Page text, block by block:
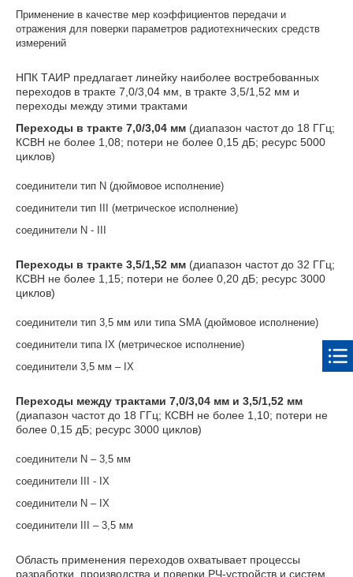
Применение в качестве мер коэффициентов передачи и
отражения для поверки параметров радиотехнических средств
измерений
НПК ТАИР предлагает линейку наиболее востребованных
переходов в тракте 7,0/3,04 мм, в тракте 3,5/1,52 мм и
переходы между этими трактами
Переходы в тракте 7,0/3,04 мм (диапазон частот до 18 ГГц;
КСВН не более 1,08; потери не более 0,15 дБ; ресурс 5000
циклов)
соединители тип N (дюймовое исполнение)
соединители тип III (метрическое исполнение)
соединители N - III
Переходы в тракте 3,5/1,52 мм (диапазон частот до 32 ГГц;
КСВН не более 1,15; потери не более 0,20 дБ; ресурс 3000
циклов)
соединители тип 3,5 мм или типа SMA (дюймовое исполнение)
соединители типа IX (метрическое исполнение)
соединители 3,5 мм – IX
Переходы между трактами 7,0/3,04 мм и 3,5/1,52 мм
(диапазон частот до 18 ГГц; КСВН не более 1,10; потери не
более 0,15 дБ; ресурс 3000 циклов)
соединители N – 3,5 мм
соединители III - IX
соединители N – IX
соединители III – 3,5 мм
Область применения переходов охватывает процессы
разработки, производства и поверки РЧ-устройств и систем.